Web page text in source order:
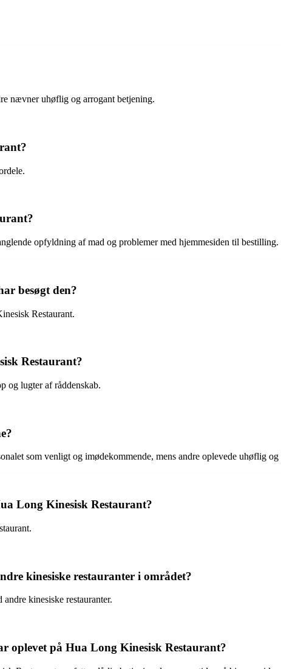
nævner uhøflig og arrogant betjening.
opfyldning af mad og problemer med hjemmesiden til bestilling.
besøgt den?
Restaurant.
Restaurant?
og lugter af råddenskab.
som venligt og imødekommende, mens andre oplevede uhøflig og
Long Kinesisk Restaurant?
kinesiske restauranter i området?
kinesiske restauranter.
oplevet på Hua Long Kinesisk Restaurant?